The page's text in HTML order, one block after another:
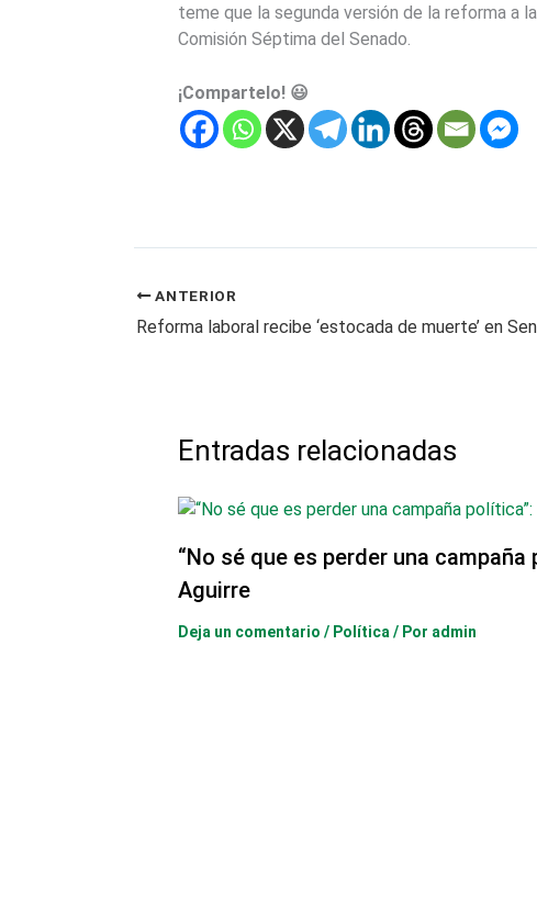
teme que la segunda versión de la reforma a
Comisión Séptima del Senado.
¡Compartelo! 😃
ANTERIOR
Entradas relacionadas
“No sé que es perder una campaña
Aguirre
Deja un comentario / Política / Por admin